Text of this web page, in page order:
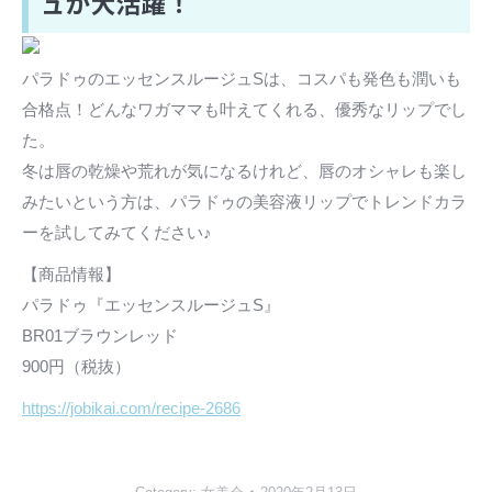
パラドゥのエッセンスルージュSは、コスパも発色も潤いも
合格点！どんなワガママも叶えてくれる、優秀なリップでし
た。
冬は唇の乾燥や荒れが気になるけれど、唇のオシャレも楽し
みたいという方は、パラドゥの美容液リップでトレンドカラ
ーを試してみてください♪
【商品情報】
パラドゥ『エッセンスルージュS』
BR01ブラウンレッド
900円（税抜）
https://jobikai.com/recipe-2686